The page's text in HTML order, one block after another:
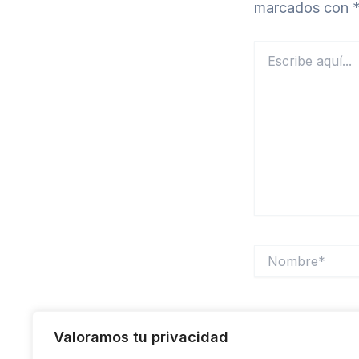
Valoramos tu privacidad
marcados con *
aquí...
Guarda mi